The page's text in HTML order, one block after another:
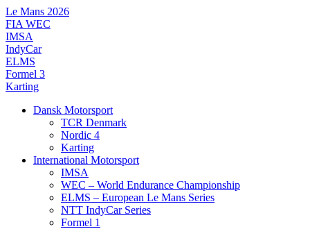
Videre
til
indhold
Le Mans 2026
FIA WEC
IMSA
IndyCar
ELMS
Formel 3
Karting
Dansk Motorsport
TCR Denmark
Nordic 4
Karting
International Motorsport
IMSA
WEC – World Endurance Championship
ELMS – European Le Mans Series
NTT IndyCar Series
Formel 1